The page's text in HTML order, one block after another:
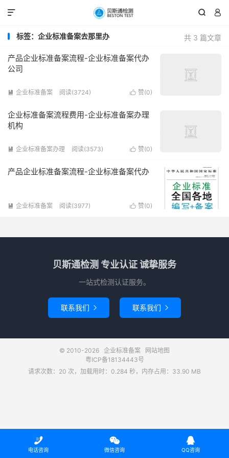
 

共 3 篇文章
标签：企业标准备案去那里办
产品企业标准备案流程-企业标准备案代办
公司
 赞(0)
 企业标准备案 阅读(3724)
企业标准备案流程费用-企业标准备案办理
机构
 赞(0)
 企业标准备案办理 阅读(3573)
产品企业标准备案流程-企业标准备案代办
 赞(0)
 企业标准备案 阅读(3977)
贝斯通检测 专业认证 诚挚服务
一站式检测认证服务。
联系我们  联系我们 
© 2010-2026 企业标准备案
网站地图
粤ICP备18134443号
请求次数：20 次，加载用时：0.284 秒，内存占用：33.90 MB

电话咨询

微信咨询

QQ咨询